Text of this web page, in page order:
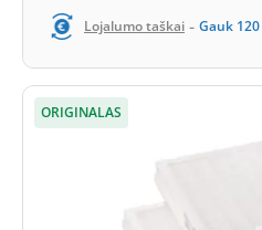
Lojalumo taškai - Gauk 120
ORIGINALAS